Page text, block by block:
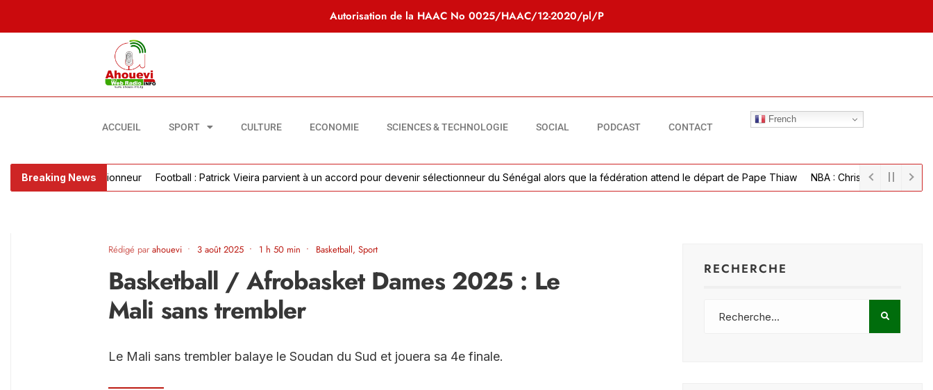
Autorisation de la HAAC No 0025/HAAC/12-2020/pl/P
ACCUEIL SPORT CULTURE ECONOMIE SCIENCES & TECHNOLOGIE SOCIAL PODCAST CONTACT
French
Breaking News Football : Patrick Vieira parvient à un accord pour devenir sélectionneur du Sénégal alors que la fédération attend le départ de Pape Thiaw NBA : Chris Bosh sur son embolie
Rédigé parahouevi • 3 août 2025 • 1 h 50 min • Basketball, Sport
Basketball / Afrobasket Dames 2025 : Le
Mali sans trembler
Le Mali sans trembler balaye le Soudan du Sud et jouera sa 4e finale.
RECHERCHE